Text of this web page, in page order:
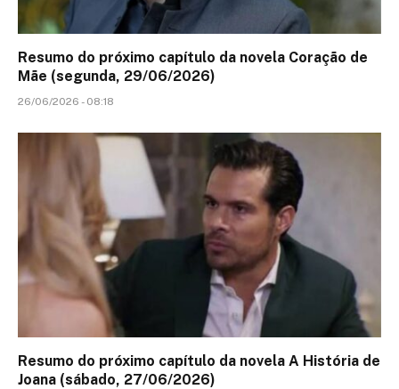
Resumo do próximo capítulo da novela Coração de
Mãe (segunda, 29/06/2026)
26/06/2026 - 08:18
Resumo do próximo capítulo da novela A História de
Joana (sábado, 27/06/2026)